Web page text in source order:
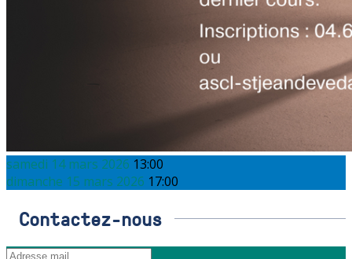
samedi 14 mars 2026 13:00
dimanche 15 mars 2026 17:00
Contactez-nous